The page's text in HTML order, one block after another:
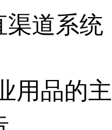
直
用品
广